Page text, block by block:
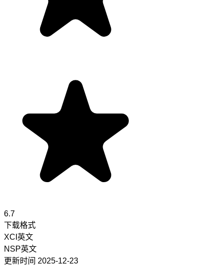
6.7
下载格式
XCI 英文
NSP英文
更新时间 2025-12-23